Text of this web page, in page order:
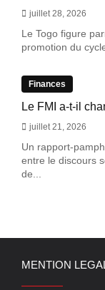
juillet 28, 2026
Le Togo figure
promotion du
Finances
Le FMI a-t-il
juillet 21, 2026
Un rapport-
entre le discours
de...
MENTION